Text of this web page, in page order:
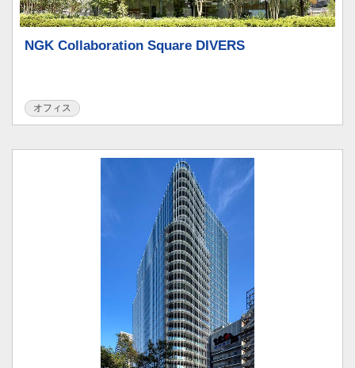
NGK Collaboration Square DIVERS
オフィス